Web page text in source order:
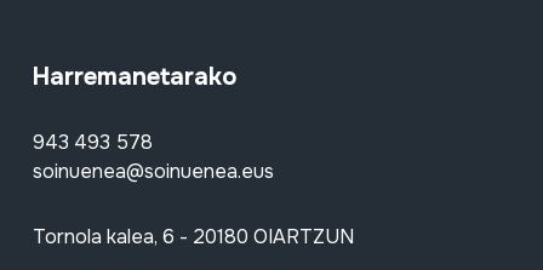
Harremanetarako
943 493 578
soinuenea@soinuenea.eus
Tornola kalea, 6 - 20180 OIARTZUN